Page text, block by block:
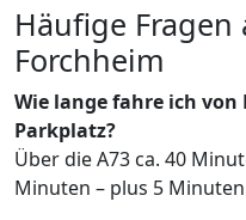
Häufige
Forchheim
Wie lange fahre ich von
Parkplatz?
Über die A73 ca. 40
Minuten – plus 5